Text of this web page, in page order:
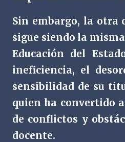
Sin embargo, la otra
sigue siendo la
Educación del
ineficiencia, el
sensibilidad de su
quien ha convertido
de conflictos y
docente.